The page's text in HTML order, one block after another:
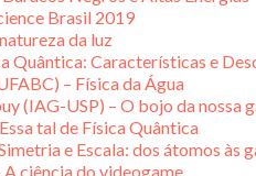
Brasil 2019
da luz
Quântica: Características e
– Física da Água
(IAG-USP) – O bojo da nossa
tal de Física Quântica
e Escala: dos átomos às
ciência do videogame